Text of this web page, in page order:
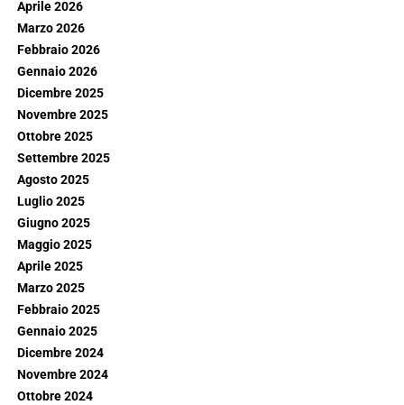
Aprile 2026
Marzo 2026
Febbraio 2026
Gennaio 2026
Dicembre 2025
Novembre 2025
Ottobre 2025
Settembre 2025
Agosto 2025
Luglio 2025
Giugno 2025
Maggio 2025
Aprile 2025
Marzo 2025
Febbraio 2025
Gennaio 2025
Dicembre 2024
Novembre 2024
Ottobre 2024